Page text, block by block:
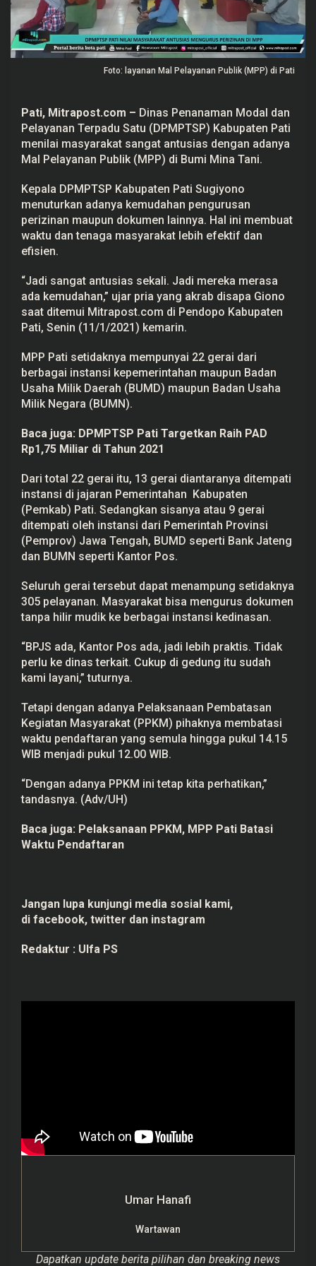
a
t
n
t
u
s
M
e
n
g
u
r
s
P
e
r
z
n
d
M
P
Foto: layanan Mal Pelayanan Publik (MPP) di Pati
Pati, Mitrapost.com – Dinas Penanaman Modal dan
Pelayanan Terpadu Satu (DPMPTSP) Kabupaten Pati
menilai masyarakat sangat antusias dengan adanya
Mal Pelayanan Publik (MPP) di Bumi Mina Tani.
Kepala DPMPTSP Kabupaten Pati Sugiyono
menuturkan adanya kemudahan pengurusan
perizinan maupun dokumen lainnya. Hal ini membuat
waktu dan tenaga masyarakat lebih efektif dan
efisien.
“Jadi sangat antusias sekali. Jadi mereka merasa
ada kemudahan,” ujar pria yang akrab disapa Giono
saat ditemui Mitrapost.com di Pendopo Kabupaten
Pati, Senin (11/1/2021) kemarin.
MPP Pati setidaknya mempunyai 22 gerai dari
berbagai instansi kepemerintahan maupun Badan
Usaha Milik Daerah (BUMD) maupun Badan Usaha
Milik Negara (BUMN).
Baca juga: DPMPTSP Pati Targetkan Raih PAD
Rp1,75 Miliar di Tahun 2021
Dari total 22 gerai itu, 13 gerai diantaranya ditempati
instansi di jajaran Pemerintahan Kabupaten
(Pemkab) Pati. Sedangkan sisanya atau 9 gerai
ditempati oleh instansi dari Pemerintah Provinsi
(Pemprov) Jawa Tengah, BUMD seperti Bank Jateng
dan BUMN seperti Kantor Pos.
Seluruh gerai tersebut dapat menampung setidaknya
305 pelayanan. Masyarakat bisa mengurus dokumen
tanpa hilir mudik ke berbagai instansi kedinasan.
“BPJS ada, Kantor Pos ada, jadi lebih praktis. Tidak
perlu ke dinas terkait. Cukup di gedung itu sudah
kami layani,” tuturnya.
Tetapi dengan adanya Pelaksanaan Pembatasan
Kegiatan Masyarakat (PPKM) pihaknya membatasi
waktu pendaftaran yang semula hingga pukul 14.15
WIB menjadi pukul 12.00 WIB.
“Dengan adanya PPKM ini tetap kita perhatikan,”
tandasnya. (Adv/UH)
Baca juga: Pelaksanaan PPKM, MPP Pati Batasi
Waktu Pendaftaran
Jangan lupa kunjungi media sosial kami,
di facebook, twitter dan instagram
Redaktur : Ulfa PS
Umar Hanafi
Wartawan
Dapatkan update berita pilihan dan breaking news